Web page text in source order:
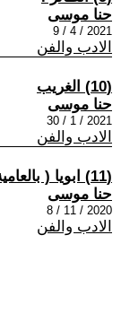
حنا موسى
2021 / 4 / 9
الادب والفن
(10) الغريب
حنا موسى
2021 / 1 / 30
الادب والفن
(11) ابويا ( بالعامية المصرية )
حنا موسى
2020 / 11 / 8
الادب والفن